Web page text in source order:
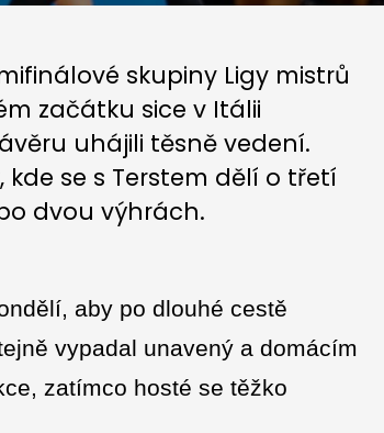
skupiny Ligy mistrů
začátku sice v Itálii
uhájili těsně vedení.
se s Terstem dělí o třetí
dvou výhrách.
aby po dlouhé cestě
vypadal unavený a domácím
zatímco hosté se těžko